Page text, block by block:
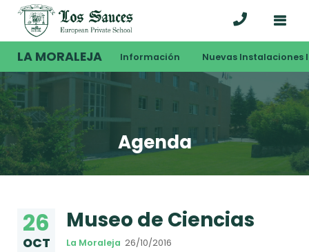
LA MORALEJA Información Nuevas Instalaciones
Agenda
26
OCT
Museo de Ciencias
La Moraleja 26/10/2016